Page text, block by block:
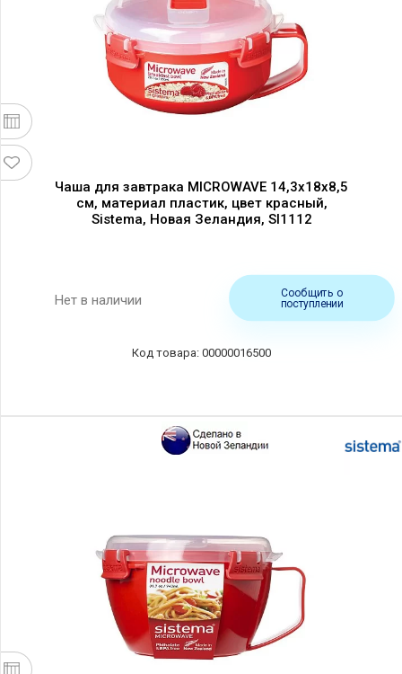
Чаша для завтрака MICROWAVE 14,3х18х8,5
см, материал пластик, цвет красный,
Sistema, Новая Зеландия, SI1112
Нет в наличии
Сообщить о
поступлении
00000016500